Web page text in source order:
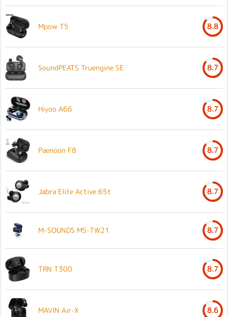
Mpow T5 8.8
SoundPEATS Truengine SE 8.7
Hiyoo A66 8.7
Paenoon F8 8.7
Jabra Elite Active 65t 8.7
M-SOUNDS MS-TW21 8.7
TRN T300 8.7
MAVIN Air-X 8.6